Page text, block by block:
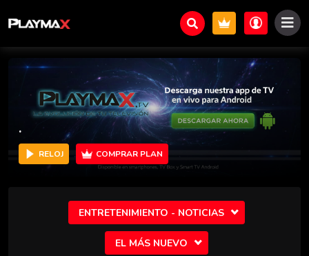
.
RELOJ COMPRAR PLAN
ENTRETENIMIENTO - NOTICIAS
EL MÁS NUEVO